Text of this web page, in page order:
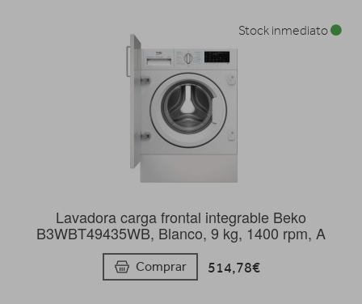
Lavadora carga frontal integrable Beko
B3WBT49435WB, Blanco, 9 kg, 1400 rpm, A
Comprar 514,78€
Stock inmediato